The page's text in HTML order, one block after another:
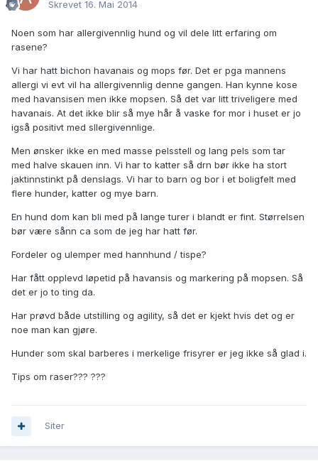
Skrevet 16. Mai 2014
Noen som har allergivennlig hund og vil dele litt erfaring om
rasene?
Vi har hatt bichon havanais og mops før. Det er pga mannens
allergi vi evt vil ha allergivennlig denne gangen. Han kynne kose
med havansisen men ikke mopsen. Så det var litt triveligere med
havanais. At det ikke blir så mye hår å vaske for mor i huset er jo
igså positivt med sllergivennlige.
Men ønsker ikke en med masse pelsstell og lang pels som tar
med halve skauen inn. Vi har to katter så drn bør ikke ha stort
jaktinnstinkt på denslags. Vi har to barn og bor i et boligfelt med
flere hunder, katter og mye barn.
En hund dom kan bli med på lange turer i blandt er fint. Størrelsen
bør være sånn ca som de jeg har hatt før.
Fordeler og ulemper med hannhund / tispe?
Har fått opplevd løpetid på havansis og markering på mopsen. Så
det er jo to ting da.
Har prøvd både utstilling og agility, så det er kjekt hvis det og er
noe man kan gjøre.
Hunder som skal barberes i merkelige frisyrer er jeg ikke så glad i.
Tips om raser??? ???
Siter